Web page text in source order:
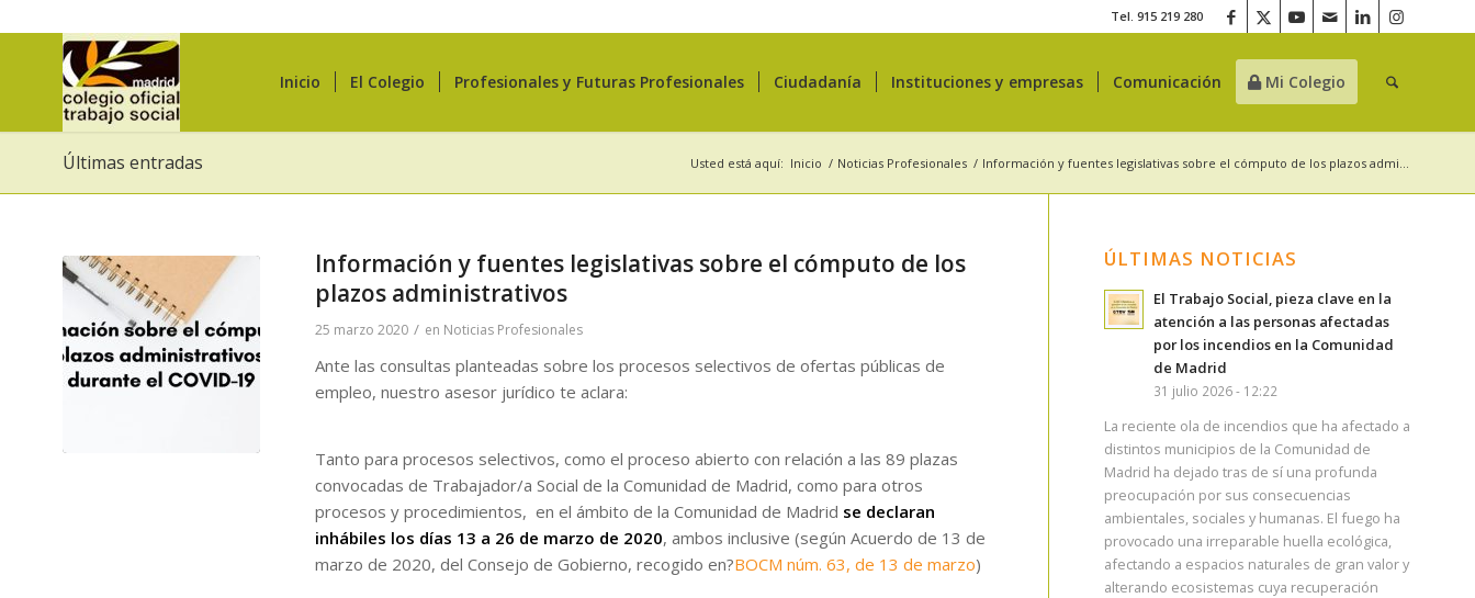
Tel. 915 219 280
Inicio El Colegio Profesionales y Futuras Profesionales Ciudadanía Instituciones y empresas Comunicación Mi Colegio
Últimas entradas Usted está aquí: Inicio / Noticias Profesionales / Información y fuentes legislativas sobre el cómputo de los plazos admi...
Información y fuentes legislativas sobre el cómputo de los
plazos administrativos
25 marzo 2020 / en Noticias Profesionales
Ante las consultas planteadas sobre los procesos selectivos de ofertas públicas de
empleo, nuestro asesor jurídico te aclara:
Tanto para procesos selectivos, como el proceso abierto con relación a las 89 plazas
convocadas de Trabajador/a Social de la Comunidad de Madrid, como para otros
procesos y procedimientos, en el ámbito de la Comunidad de Madrid se declaran
inhábiles los días 13 a 26 de marzo de 2020, ambos inclusive (según Acuerdo de 13 de
marzo de 2020, del Consejo de Gobierno, recogido en?BOCM núm. 63, de 13 de marzo)
ÚLTIMAS NOTICIAS
El Trabajo Social, pieza clave en la
atención a las personas afectadas
por los incendios en la Comunidad
de Madrid
31 julio 2026 - 12:22
La reciente ola de incendios que ha afectado a
distintos municipios de la Comunidad de
Madrid ha dejado tras de sí una profunda
preocupación por sus consecuencias
ambientales, sociales y humanas. El fuego ha
provocado una irreparable huella ecológica,
afectando a espacios naturales de gran valor y
alterando ecosistemas cuya recuperación